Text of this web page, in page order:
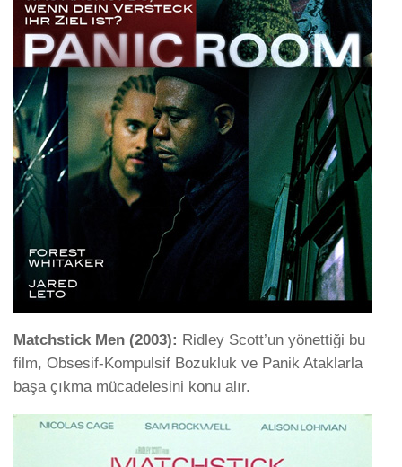
Matchstick Men (2003): Ridley Scott’un yönettiği bu
film, Obsesif-Kompulsif Bozukluk ve Panik Ataklarla
başa çıkma mücadelesini konu alır.